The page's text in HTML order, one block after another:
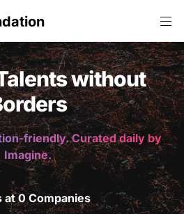
without
friendly. Curated daily by
Imagine.
at 0 Companies